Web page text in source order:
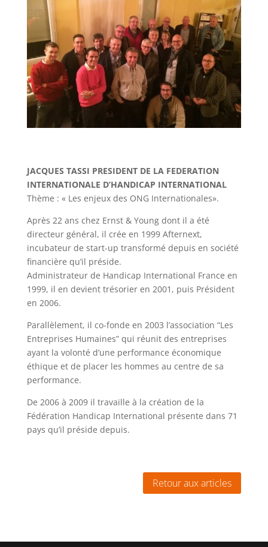
JACQUES TASSI PRESIDENT DE LA FEDERATION
INTERNATIONALE D’HANDICAP INTERNATIONAL
Thème : « Les enjeux des ONG Internationales».
Après 22 ans chez Ernst & Young dont il a été
directeur général, il crée en 1999 Afternext,
incubateur de start-up transformé depuis en société
financière qu’il préside.
Administrateur de Handicap International France en
1999, il en devient trésorier en 2001, puis Président
en 2006.
Parallèlement, il co-fonde en 2003 l’association “Les
Entreprises Humaines” qui réunit des entreprises
ayant la volonté d’une performance économique
éthique et de placer les hommes au centre de sa
performance.
De 2006 à 2009 il travaille à la création de la
Fédération Handicap International présente dans 71
pays qu’il préside depuis.
Retour aux articles